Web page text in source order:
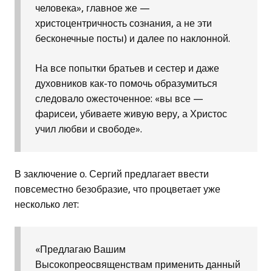
человека», главное же —
христоцентричность сознания, а не эти
бесконечные посты) и далее по наклонной.
На все попытки братьев и сестер и даже
духовников как-то помочь образумиться
следовало ожесточенное: «вы все —
фарисеи, убиваете живую веру, а Христос
учил любви и свободе».
В заключение о. Сергий предлагает ввести
повсеместно безобразие, что процветает уже
несколько лет:
«Предлагаю Вашим
Высокопреосвященствам применить данный